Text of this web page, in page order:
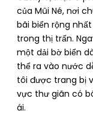
của Mũi Né, nơi
bãi biển rộng
trong thị trấn.
một dải bờ biển
thể ra vào nước
tôi được trang bị
vực thư giãn có
ái.